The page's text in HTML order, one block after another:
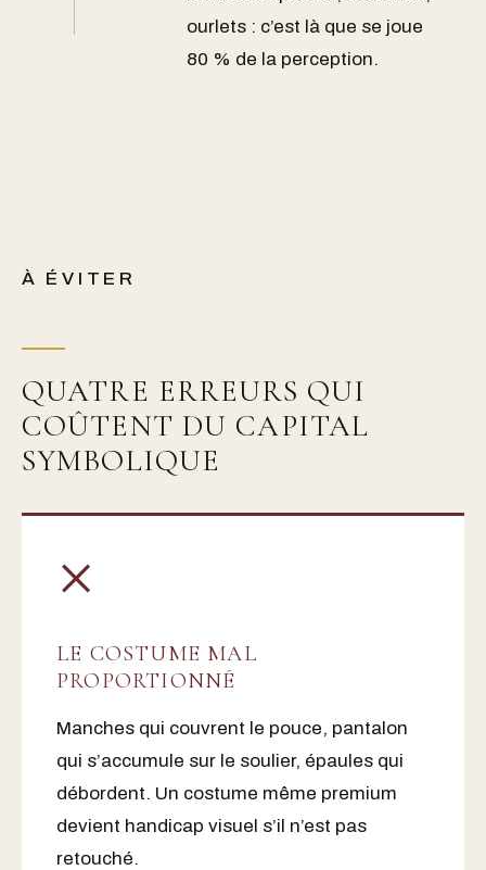
ourlets : c’est là que se joue
80 % de la perception.
À ÉVITER
QUATRE ERREURS QUI
COÛTENT DU CAPITAL
SYMBOLIQUE
×
LE COSTUME MAL
PROPORTIONNÉ
Manches qui couvrent le pouce, pantalon
qui s’accumule sur le soulier, épaules qui
débordent. Un costume même premium
devient handicap visuel s’il n’est pas
retouché.